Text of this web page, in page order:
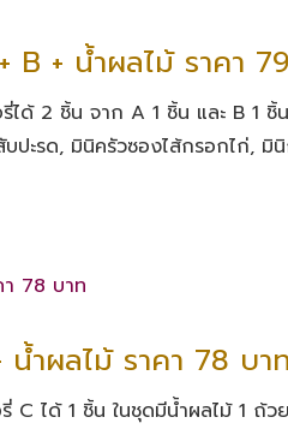
+ น้ำผลไม้ ราคา
ด้ 2 ชิ้น จาก A 1 ชิ้น และ B 1 ชิ้
ปะรด, มินิครัวซองไส้กรอกไก่,
ำผลไม้ ราคา 78 บาท
ได้ 1 ชิ้น ในชุดมีน้ำผลไม้ 1 ถ้ว